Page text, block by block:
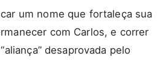
um nome que fortaleça sua
com Carlos, e correr
desaprovada pelo